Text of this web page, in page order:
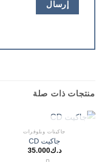
منتجات ذات صلة
غير متوفر في المخزون
جاكيتات وبلوفرات
جاكيت CD
د.ك35.000